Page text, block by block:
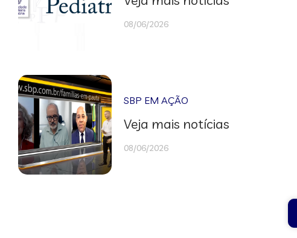
08/06/2026
SBP EM AÇÃO
Veja mais notícias
08/06/2026